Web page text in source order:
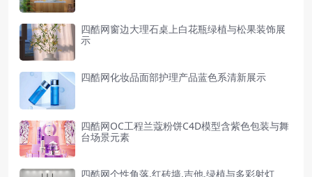
四酷网窗边大理石桌上白花瓶绿植与松果装饰展
示
四酷网化妆品面部护理产品蓝色系清新展示
四酷网OC工程兰蔻粉饼C4D模型含紫色包装与舞
台场景元素
四酷网个性角落,红砖墙,吉他,绿植与多彩射灯